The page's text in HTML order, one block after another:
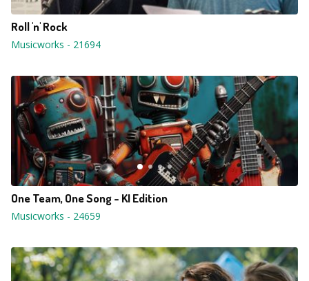
Roll 'n' Rock
Musicworks - 21694
One Team, One Song - KI Edition
Musicworks - 24659